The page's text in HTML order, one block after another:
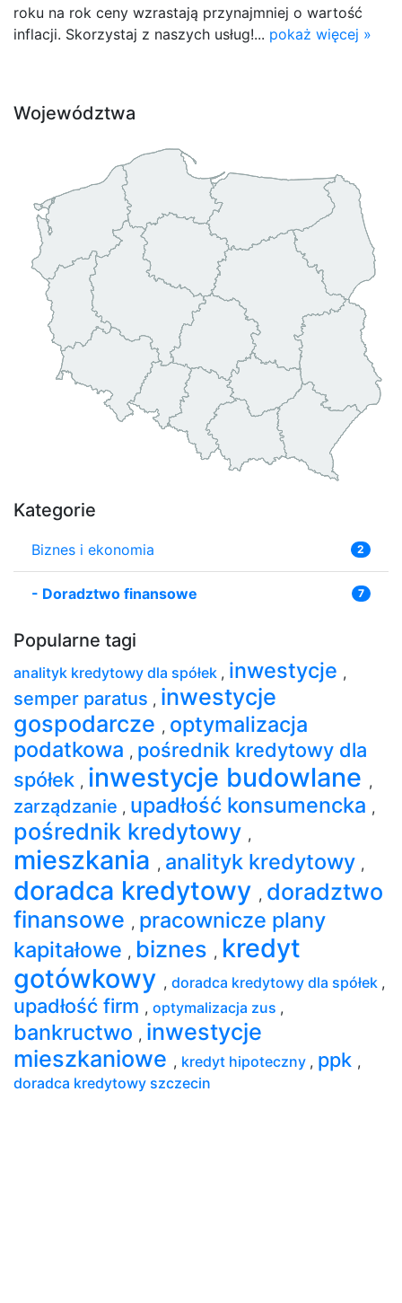
roku na rok ceny wzrastają przynajmniej o wartość
inflacji. Skorzystaj z naszych usług!... pokaż więcej »
Województwa
Kategorie
Biznes i ekonomia 2
- Doradztwo finansowe 7
Popularne tagi
analityk kredytowy dla spółek , inwestycje ,
semper paratus , inwestycje
gospodarcze , optymalizacja
podatkowa , pośrednik kredytowy dla
spółek , inwestycje budowlane ,
zarządzanie , upadłość konsumencka ,
pośrednik kredytowy ,
mieszkania , analityk kredytowy ,
doradca kredytowy , doradztwo
finansowe , pracownicze plany
kapitałowe , biznes , kredyt
gotówkowy , doradca kredytowy dla spółek ,
upadłość firm , optymalizacja zus ,
bankructwo , inwestycje
mieszkaniowe , kredyt hipoteczny , ppk ,
doradca kredytowy szczecin